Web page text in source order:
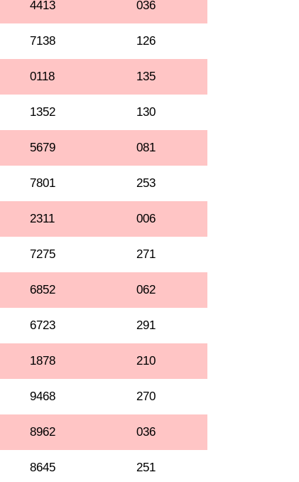
4413 036
7138 126
0118 135
1352 130
5679 081
7801 253
2311 006
7275 271
6852 062
6723 291
1878 210
9468 270
8962 036
8645 251